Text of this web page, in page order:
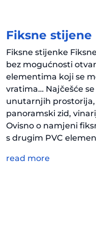
Fiksne stijene
Fiksne stijenke
bez mogućnosti
elementima koji se
vratima… Najčešće
unutarnjih prostorija,
panoramski zid,
Ovisno o namjeni
s drugim PVC
read more